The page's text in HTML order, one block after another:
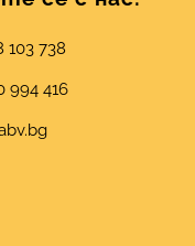
103 738
994 416